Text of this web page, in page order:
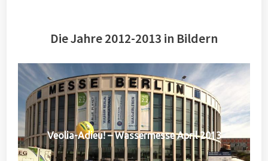
Die Jahre 2012-2013 in Bildern
Veolia-Adieu! – Wassermesse April 2013